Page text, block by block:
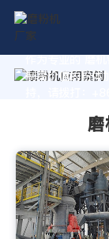
作为专业的 磨
制高价值的粉体